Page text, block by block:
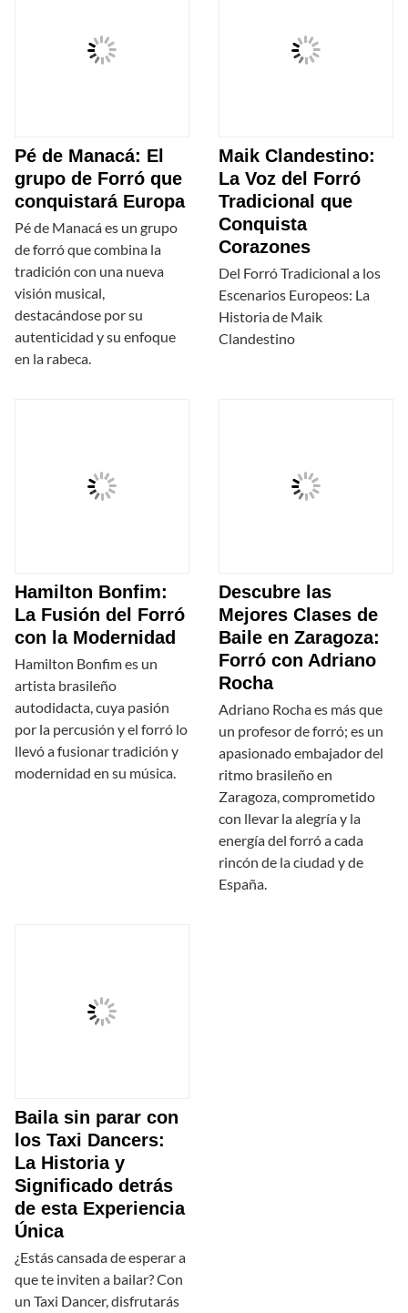
Pé de Manacá: El
grupo de Forró que
conquistará Europa
Pé de Manacá es un grupo
de forró que combina la
tradición con una nueva
visión musical,
destacándose por su
autenticidad y su enfoque
en la rabeca.
Maik Clandestino:
La Voz del Forró
Tradicional que
Conquista
Corazones
Del Forró Tradicional a los
Escenarios Europeos: La
Historia de Maik
Clandestino
Hamilton Bonfim:
La Fusión del Forró
con la Modernidad
Hamilton Bonfim es un
artista brasileño
autodidacta, cuya pasión
por la percusión y el forró lo
llevó a fusionar tradición y
modernidad en su música.
Descubre las
Mejores Clases de
Baile en Zaragoza:
Forró con Adriano
Rocha
Adriano Rocha es más que
un profesor de forró; es un
apasionado embajador del
ritmo brasileño en
Zaragoza, comprometido
con llevar la alegría y la
energía del forró a cada
rincón de la ciudad y de
España.
Baila sin parar con
los Taxi Dancers:
La Historia y
Significado detrás
de esta Experiencia
Única
¿Estás cansada de esperar a
que te inviten a bailar? Con
un Taxi Dancer, disfrutarás